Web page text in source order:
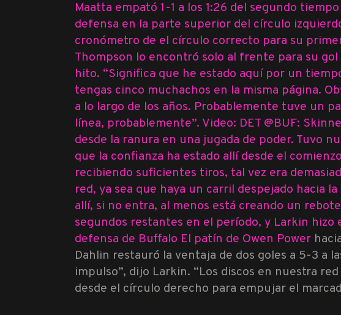
Maatta empató 1-1 a los 1:26 del segundo
defensa en la parte superior del círculo
cronómetro de el círculo correcto para su
Thompson lo encontró solo al frente para su
hito. “Significa que he estado aquí por un
tengas cinco muchachos en la misma página.
a lo largo de los años. Probablemente tuve un
línea, probablemente”. Video: DET @BUF:
desde la ranura en una jugada de poder. Tuvo
que la confianza ha estado allí desde el
recibiendo suficientes tiros, tal vez era
red, ya sea que haya un carril despejado hacia
allí, si no entra, al menos está creando un
segundos restantes en el período, y Larkin
defensa de Buffalo El patín de Owen Power
Dahlin restauró la ventaja de dos goles a 5-3 a
impulso”, dijo Larkin. “Los discos en nuestra
desde el círculo derecho para empujar el